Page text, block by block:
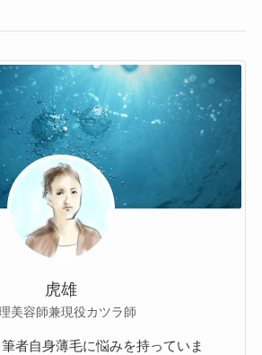
虎雄
美容師兼現役カツラ師
者自身薄毛に悩みを持っていま